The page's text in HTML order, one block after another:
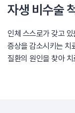
자생 비수술
인체 스스로가 갖고
증상을 감소시키는 치
질환의 원인을 찾아